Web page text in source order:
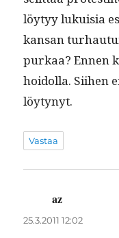
löy­tyy lukuisia
kansan
purkaa? Ennen
hoidol­la. Siihen
löytynyt.
Vastaa
az
25.3.2011 12:02